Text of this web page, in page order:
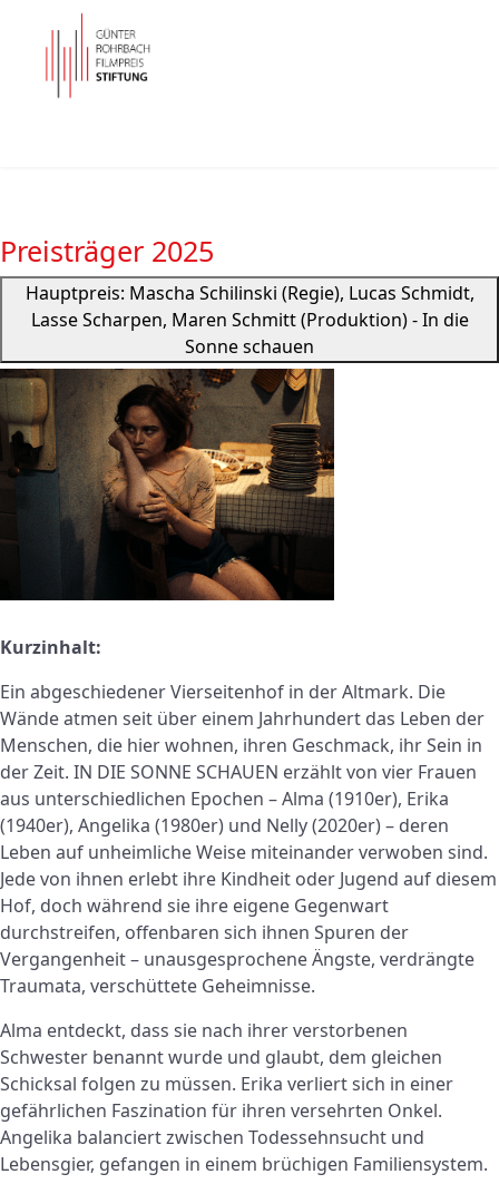
Preisträger 2025
Hauptpreis: Mascha Schilinski (Regie), Lucas Schmidt,
Lasse Scharpen, Maren Schmitt (Produktion) - In die
Sonne schauen
Kurzinhalt:
Ein abgeschiedener Vierseitenhof in der Altmark. Die
Wände atmen seit über einem Jahrhundert das Leben der
Menschen, die hier wohnen, ihren Geschmack, ihr Sein in
der Zeit. IN DIE SONNE SCHAUEN erzählt von vier Frauen
aus unterschiedlichen Epochen – Alma (1910er), Erika
(1940er), Angelika (1980er) und Nelly (2020er) – deren
Leben auf unheimliche Weise miteinander verwoben sind.
Jede von ihnen erlebt ihre Kindheit oder Jugend auf diesem
Hof, doch während sie ihre eigene Gegenwart
durchstreifen, offenbaren sich ihnen Spuren der
Vergangenheit – unausgesprochene Ängste, verdrängte
Traumata, verschüttete Geheimnisse.
Alma entdeckt, dass sie nach ihrer verstorbenen
Schwester benannt wurde und glaubt, dem gleichen
Schicksal folgen zu müssen. Erika verliert sich in einer
gefährlichen Faszination für ihren versehrten Onkel.
Angelika balanciert zwischen Todessehnsucht und
Lebensgier, gefangen in einem brüchigen Familiensystem.